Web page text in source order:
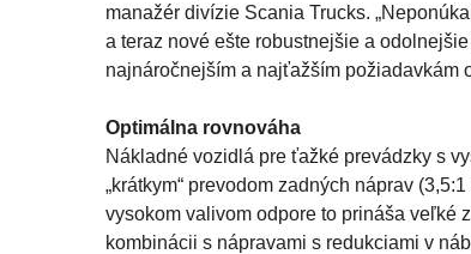
manažér divízie Scania Trucks.
a teraz nové ešte robustnejšie a
najnáročnejším a najťažším požiadavkám
Optimálna rovnováha
Nákladné vozidlá pre ťažké prevádzky s
„krátkym“ prevodom zadných náprav
vysokom valivom odpore to prináša veľké
kombinácii s nápravami s redukciami v